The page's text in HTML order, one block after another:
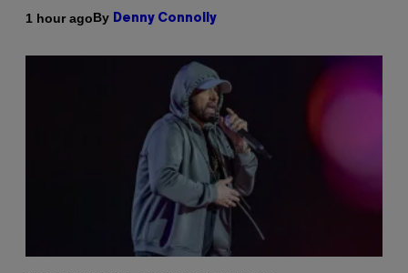
1 hour agoBy Denny Connolly